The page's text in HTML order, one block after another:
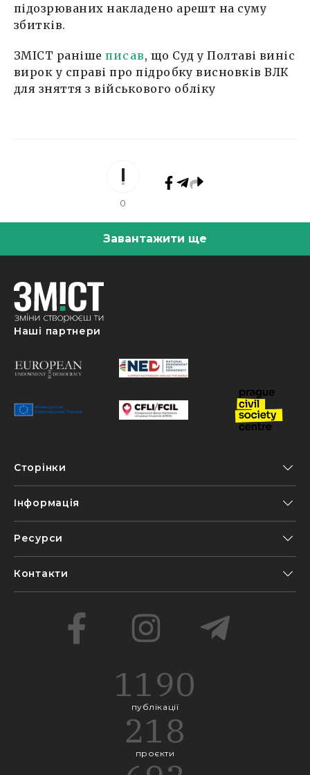
підозрюваних накладено арешт на суму
збитків.
ЗМІСТ ранішеписав, що Суд у Полтаві виніс
вирок у справі про підробку висновків ВЛК
для зняття з військового обліку
0
Завантажити ще
Наші партнери
Сторінки
Інформація
Ресурси
Контакти
1190
публікації
218
проєкти